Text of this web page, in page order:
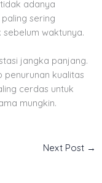
adanya
sering
waktunya.
jangka panjang.
kualitas
cerdas untuk
mungkin.
Next Post →